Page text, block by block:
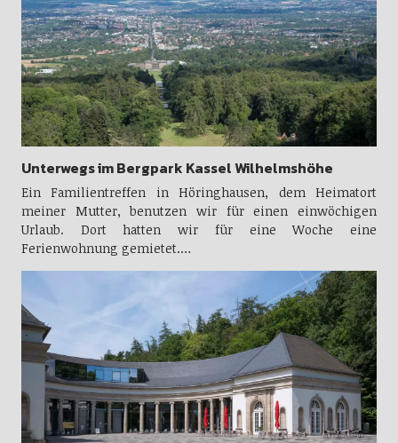
Unterwegs im Bergpark Kassel Wilhelmshöhe
Ein Familientreffen in Höringhausen, dem Heimatort
meiner Mutter, benutzen wir für einen einwöchigen
Urlaub. Dort hatten wir für eine Woche eine
Ferienwohnung gemietet.…